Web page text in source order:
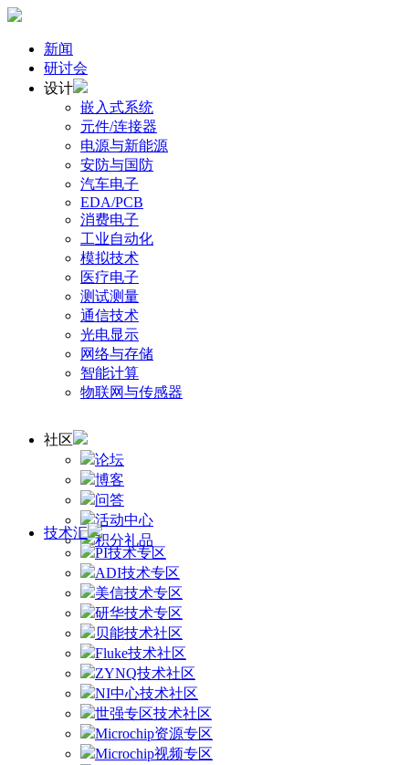
新闻
研讨会
设计
嵌入式系统
元件/连接器
电源与新能源
安防与国防
汽车电子
EDA/PCB
消费电子
工业自动化
模拟技术
医疗电子
测试测量
通信技术
光电显示
网络与存储
智能计算
物联网与传感器
社区
论坛
博客
问答
活动中心
积分礼品
技术汇
PI技术专区
ADI技术专区
美信技术专区
研华技术专区
贝能技术社区
Fluke技术社区
ZYNQ技术社区
NI中心技术社区
世强专区技术社区
Microchip资源专区
Microchip视频专区